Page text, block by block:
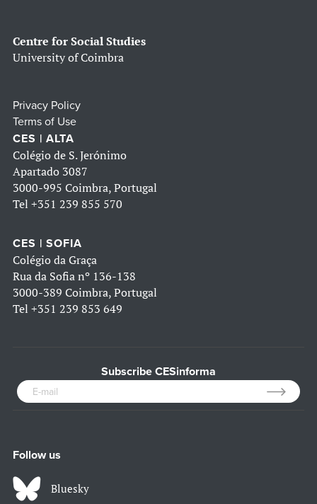
Centre for Social Studies
University of Coimbra
Privacy Policy
Terms of Use
CES | ALTA
Colégio de S. Jerónimo
Apartado 3087
3000-995 Coimbra, Portugal
Tel +351 239 855 570
CES | SOFIA
Colégio da Graça
Rua da Sofia nº 136-138
3000-389 Coimbra, Portugal
Tel +351 239 853 649
Subscribe CESinforma
Follow us
Bluesky